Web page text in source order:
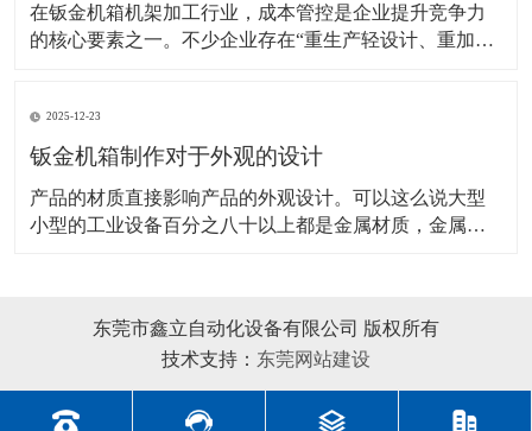
在钣金机箱机架加工行业，成本管控是企业提升竞争力
的核心要素之一。不少企业存在“重生产轻设计、重加工
穿设计、材料采购、加工生产、质量控制等全流程，每
个环节都存在降本优化的空间。本文将从全流程视角，
2025-12-23
钣金机箱制作对于外观的设计
产品的材质直接影响产品的外观设计。可以这么说大型
小型的工业设备百分之八十以上都是金属材质，金属材
的方法及其注意事项。 首先，工业钣金设备造型设计受
东莞市鑫立自动化设备有限公司 版权所有
技术支持： 东莞网站建设